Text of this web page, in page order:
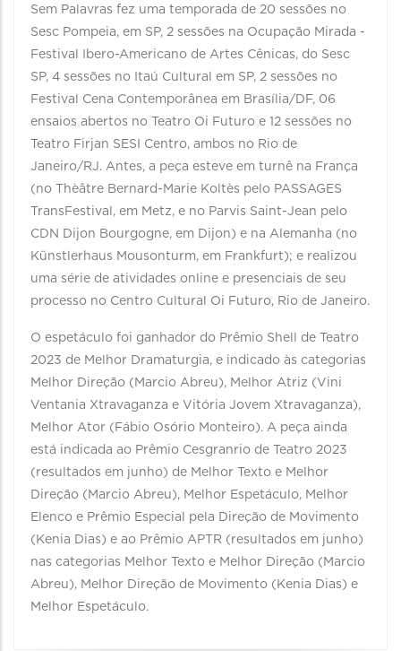
Sem Palavras fez uma temporada de 20 sessões no
Sesc Pompeia, em SP, 2 sessões na Ocupação Mirada -
Festival Ibero-Americano de Artes Cênicas, do Sesc
SP, 4 sessões no Itaú Cultural em SP, 2 sessões no
Festival Cena Contemporânea em Brasília/DF, 06
ensaios abertos no Teatro Oi Futuro e 12 sessões no
Teatro Firjan SESI Centro, ambos no Rio de
Janeiro/RJ. Antes, a peça esteve em turnê na França
(no Thèâtre Bernard-Marie Koltès pelo PASSAGES
TransFestival, em Metz, e no Parvis Saint-Jean pelo
CDN Dijon Bourgogne, em Dijon) e na Alemanha (no
Künstlerhaus Mousonturm, em Frankfurt); e realizou
uma série de atividades online e presenciais de seu
processo no Centro Cultural Oi Futuro, Rio de Janeiro.
O espetáculo foi ganhador do Prêmio Shell de Teatro
2023 de Melhor Dramaturgia, e indicado às categorias
Melhor Direção (Marcio Abreu), Melhor Atriz (Vini
Ventania Xtravaganza e Vitória Jovem Xtravaganza),
Melhor Ator (Fábio Osório Monteiro). A peça ainda
está indicada ao Prêmio Cesgranrio de Teatro 2023
(resultados em junho) de Melhor Texto e Melhor
Direção (Marcio Abreu), Melhor Espetáculo, Melhor
Elenco e Prêmio Especial pela Direção de Movimento
(Kenia Dias) e ao Prêmio APTR (resultados em junho)
nas categorias Melhor Texto e Melhor Direção (Marcio
Abreu), Melhor Direção de Movimento (Kenia Dias) e
Melhor Espetáculo.